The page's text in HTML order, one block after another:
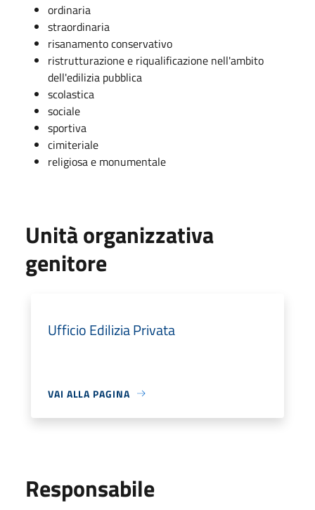
ordinaria
straordinaria
risanamento conservativo
ristrutturazione e riqualificazione nell'ambito
dell'edilizia pubblica
scolastica
sociale
sportiva
cimiteriale
religiosa e monumentale
Unità organizzativa
genitore
Ufficio Edilizia Privata
VAI ALLA PAGINA
Responsabile